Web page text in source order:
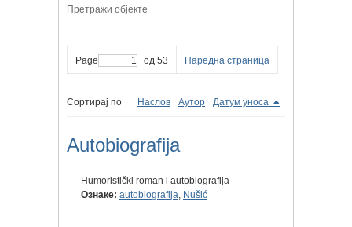
Претражи објекте
Page од 53 Наредна страница
Сортирај по Наслов Аутор Датум уноса
Autobiografija
Humoristički roman i autobiografija
Ознаке: autobiografija, Nušić